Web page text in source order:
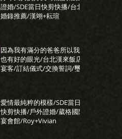
證婚/SDE當日快剪快播/台北
婚錄推薦/漢翊+耘瑄
因為我有滿分的爸爸所以我
也有好的眼光/台北漢來飯店
宴客/訂結儀式/交換誓詞/璽
愛情最純粹的模樣/SDE當日
快剪快播/戶外證婚/葳格國際
宴會館/Roy+Vivian